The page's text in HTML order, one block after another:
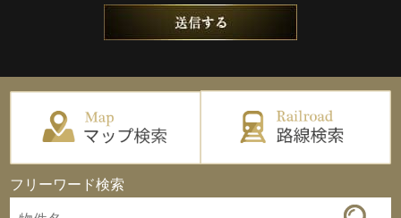
フリーワード検索